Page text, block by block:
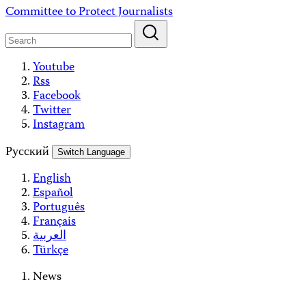
Skip
content
Committee to Protect Journalists
Youtube
Rss
Facebook
Twitter
Instagram
Русский
Switch Language
English
Español
Português
Français
العربية
Türkçe
News